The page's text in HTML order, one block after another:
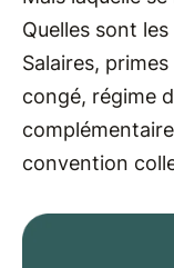
Quelles sont
Salaires,
congé, régime
convention